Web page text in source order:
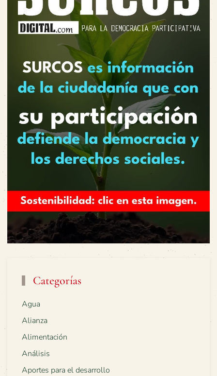
Categorías
Agua
Alianza
Alimentación
Análisis
Aportes para el desarrollo